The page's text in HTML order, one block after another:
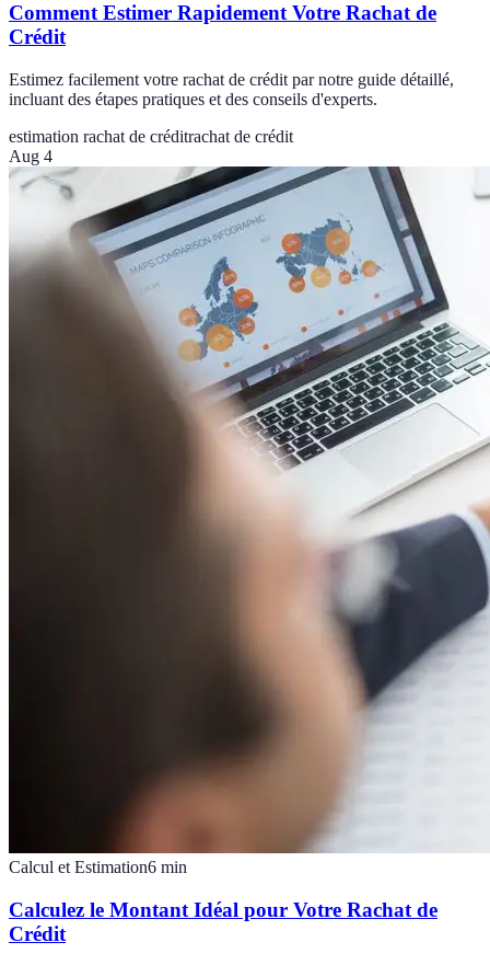
Comment Estimer Rapidement Votre Rachat de
Crédit
Estimez facilement votre rachat de crédit par notre guide détaillé,
incluant des étapes pratiques et des conseils d'experts.
estimation rachat de créditrachat de crédit
Aug 4
Calcul et Estimation6 min
Calculez le Montant Idéal pour Votre Rachat de
Crédit